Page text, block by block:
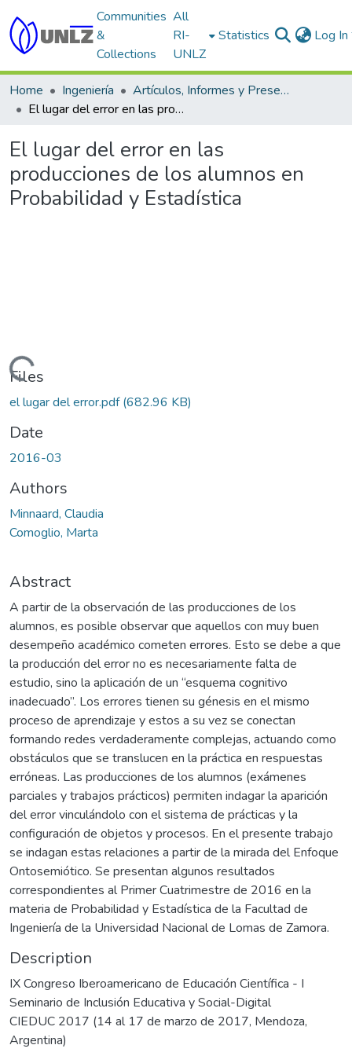
Communities
&
Collections
All
RI-
UNLZ
Statistics Log In
Home Ingeniería
Artículos, Informes y Presentaciones en Congresos
El lugar del error en las producciones de los alumnos en Probabilidad y Estadística
El lugar del error en las
producciones de los alumnos en
Probabilidad y Estadística
Loading...
Files
el lugar del error.pdf(682.96 KB)
Date
2016-03
Authors
Minnaard, Claudia
Comoglio, Marta
Abstract
A partir de la observación de las producciones de los
alumnos, es posible observar que aquellos con muy buen
desempeño académico cometen errores. Esto se debe a que
la producción del error no es necesariamente falta de
estudio, sino la aplicación de un “esquema cognitivo
inadecuado”. Los errores tienen su génesis en el mismo
proceso de aprendizaje y estos a su vez se conectan
formando redes verdaderamente complejas, actuando como
obstáculos que se translucen en la práctica en respuestas
erróneas. Las producciones de los alumnos (exámenes
parciales y trabajos prácticos) permiten indagar la aparición
del error vinculándolo con el sistema de prácticas y la
configuración de objetos y procesos. En el presente trabajo
se indagan estas relaciones a partir de la mirada del Enfoque
Ontosemiótico. Se presentan algunos resultados
correspondientes al Primer Cuatrimestre de 2016 en la
materia de Probabilidad y Estadística de la Facultad de
Ingeniería de la Universidad Nacional de Lomas de Zamora.
Description
IX Congreso Iberoamericano de Educación Científica - I
Seminario de Inclusión Educativa y Social-Digital
CIEDUC 2017 (14 al 17 de marzo de 2017, Mendoza,
Argentina)